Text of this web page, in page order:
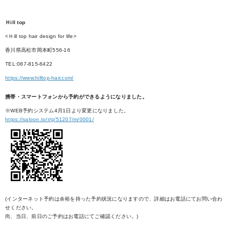
Ｈill top
<Ｈill top hair design for life>
香川県高松市岡本町556-16
TEL:087-815-6422
https://www.hilltop-hair.com/
携帯・スマートフォンから予約ができるようになりました。
※WEB予約システム4月1日より変更になりました。
https://saloon.to/r/g/51207/m/0001/
(インターネット予約は余裕を持った予約状況になりますので、詳細はお電話にてお問い合わ
せください。
尚、当日、前日のご予約はお電話にてご確認ください。)